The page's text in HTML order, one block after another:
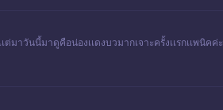
มาวันนี้มาดูคือน่องเเดงบวมากเจาะครั้งเเรกเเพนิคค่ะ